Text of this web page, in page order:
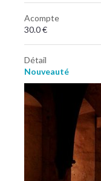
Acompte
30.0 €
Détail
Nouveauté